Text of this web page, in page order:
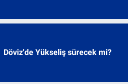
Döviz'de Yükseliş sürecek mi?